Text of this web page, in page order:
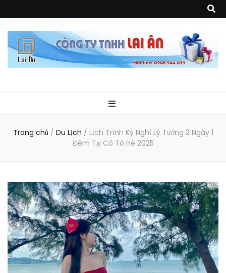
Ân
phẩm về nhựa như áo mưa, túi nhựa, handger…Đặc biệt là các sản phẩm
từ MICA, MDF, FORMAT như tủ trưng bày, quầy, kệ, Tray…
Trang chủ / Du Lịch / Lịch Trình Kỳ Nghỉ Lý Tưởng 2 Ngày 1
Đêm Tại Cô Tô Hè 2025